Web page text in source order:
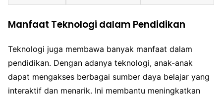
Manfaat Teknologi dalam Pendidikan
Teknologi juga membawa banyak manfaat dalam
pendidikan. Dengan adanya teknologi, anak-anak
dapat mengakses berbagai sumber daya belajar yang
interaktif dan menarik. Ini membantu meningkatkan